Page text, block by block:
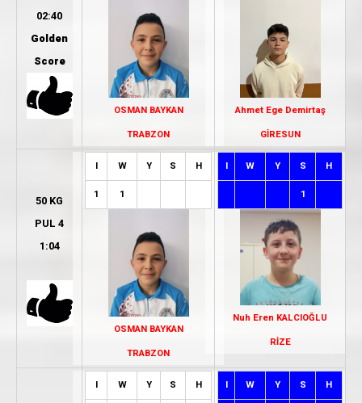
02:40
Golden
Score
OSMAN BAYKAN
TRABZON
Ahmet Ege Demirtaş
GİRESUN
50 KG
PUL 4
1:04
I W Y S H
1 1
OSMAN BAYKAN
TRABZON
I W Y S H
1
Nuh Eren KALCIOĞLU
RİZE
I W Y S H I W Y S H